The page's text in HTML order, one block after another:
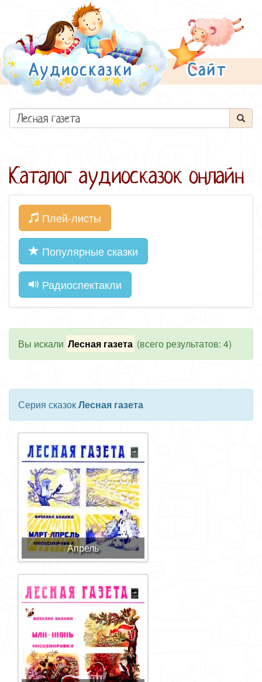
Каталог аудиосказок онлайн
Плей-листы
Популярные сказки
Радиоспектакли
Вы искали Лесная газета (всего результатов: 4)
Серия сказокЛесная газета
Апрель